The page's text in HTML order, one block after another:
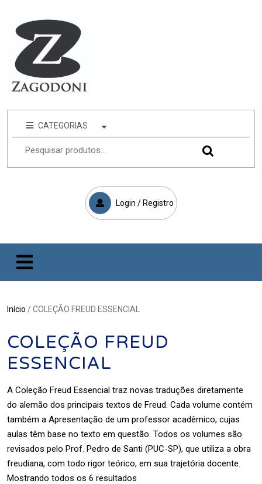
CATEGORIAS
Login / Registro
Início / COLEÇÃO FREUD ESSENCIAL
COLEÇÃO FREUD
ESSENCIAL
A Coleção Freud Essencial traz novas traduções diretamente
do alemão dos principais textos de Freud. Cada volume contém
também a Apresentação de um professor acadêmico, cujas
aulas têm base no texto em questão. Todos os volumes são
revisados pelo Prof. Pedro de Santi (PUC-SP), que utiliza a obra
freudiana, com todo rigor teórico, em sua trajetória docente.
Mostrando todos os 6 resultados